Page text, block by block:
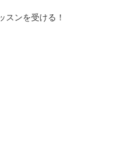
スンを受ける！